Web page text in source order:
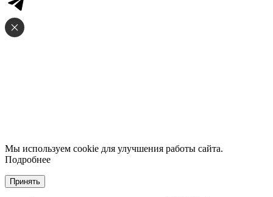
Мы используем cookie для улучшения работы сайта.
Подробнее
Принять